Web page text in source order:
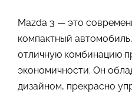
Mazda 3 — это
компактный
отличную комбинацию
экономичности. Он
дизайном, прекрасно